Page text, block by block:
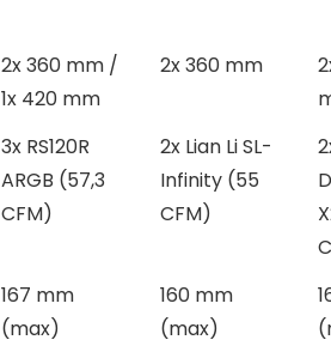
2x 360 mm /
1x 420 mm
2x 360 mm
3x RS120R
ARGB (57,3
CFM)
2x Lian Li SL-
Infinity (55
CFM)
167 mm
(max)
160 mm
(max)